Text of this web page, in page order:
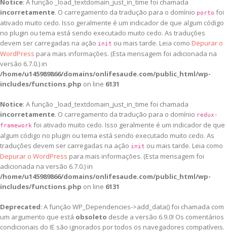
Notice: A função _load_textdomain_just_in_time foi chamada
incorretamente. O carregamento da tradução para o domínio porto foi
ativado muito cedo. Isso geralmente é um indicador de que algum código
no plugin ou tema está sendo executado muito cedo. As traduções
devem ser carregadas na ação init ou mais tarde. Leia como Depurar o
WordPress para mais informações. (Esta mensagem foi adicionada na
versão 6.7.0.) in
/home/u145989866/domains/onlifesaude.com/public_html/wp-
includes/functions.php on line 6131
Notice: A função _load_textdomain_just_in_time foi chamada
incorretamente. O carregamento da tradução para o domínio redux-
framework foi ativado muito cedo. Isso geralmente é um indicador de que
algum código no plugin ou tema está sendo executado muito cedo. As
traduções devem ser carregadas na ação init ou mais tarde. Leia como
Depurar o WordPress para mais informações. (Esta mensagem foi
adicionada na versão 6.7.0.) in
/home/u145989866/domains/onlifesaude.com/public_html/wp-
includes/functions.php on line 6131
Deprecated: A função WP_Dependencies->add_data() foi chamada com
um argumento que está obsoleto desde a versão 6.9.0! Os comentários
condicionais do IE são ignorados por todos os navegadores compatíveis.